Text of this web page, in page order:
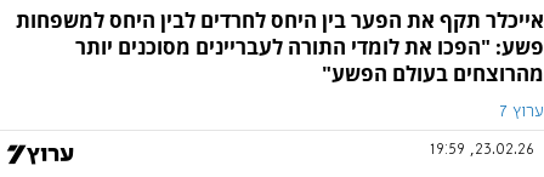
אייכלר תקף את הפער בין היחס לחרדים לבין היחס למשפחות
פשע: "הפכו את לומדי התורה לעבריינים מסוכנים יותר
מהרוצחים בעולם הפשע"
ערוץ 7
23.02.26, 19:59